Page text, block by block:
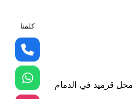
محل قرميد في الدمام
كلمنا